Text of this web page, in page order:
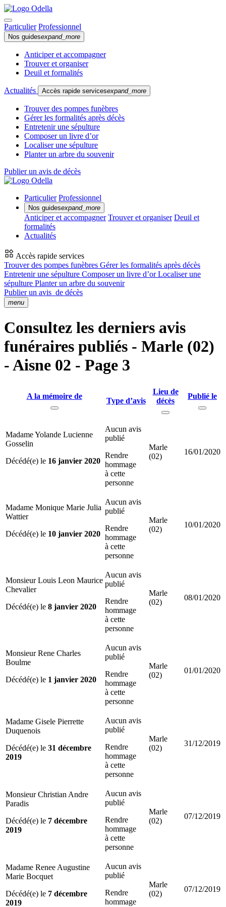
Particulier Professionnel
Nos guidesexpand_more
Anticiper et accompagner
Trouver et organiser
Deuil et formalités
Actualités Accès rapide servicesexpand_more
Trouver des pompes funèbres
Gérer les formalités après décès
Entretenir une sépulture
Composer un livre d’or
Localiser une sépulture
Planter un arbre du souvenir
Publier un avis de décès
Particulier Professionnel
Nos guidesexpand_more
Anticiper et accompagner Trouver et organiser Deuil et
formalités
Actualités
Accès rapide services
Trouver des pompes funèbres Gérer les formalités après décès
Entretenir une sépulture Composer un livre d’orLocaliser une
sépulture Planter un arbre du souvenir
Publier un avis de décès
menu
Consultez les derniers avis
funéraires publiés - Marle (02)
- Aisne 02 - Page 3
A la mémoire de
Type d’avis
Lieu de
décès
Publié le
Madame Yolande Lucienne
Gosselin
Décédé(e) le 16 janvier 2020
Aucun avis
publié
Rendre
hommage
à cette
personne
Marle
(02)
16/01/2020
Madame Monique Marie Julia
Wattier
Décédé(e) le 10 janvier 2020
Aucun avis
publié
Rendre
hommage
à cette
personne
Marle
(02)
10/01/2020
Monsieur Louis Leon Maurice
Chevalier
Décédé(e) le 8 janvier 2020
Aucun avis
publié
Rendre
hommage
à cette
personne
Marle
(02)
08/01/2020
Monsieur Rene Charles
Boulme
Décédé(e) le 1 janvier 2020
Aucun avis
publié
Rendre
hommage
à cette
personne
Marle
(02)
01/01/2020
Madame Gisele Pierrette
Duquenois
Décédé(e) le 31 décembre
2019
Aucun avis
publié
Rendre
hommage
à cette
personne
Marle
(02)
31/12/2019
Monsieur Christian Andre
Paradis
Décédé(e) le 7 décembre
2019
Aucun avis
publié
Rendre
hommage
à cette
personne
Marle
(02)
07/12/2019
Madame Renee Augustine
Marie Bocquet
Décédé(e) le 7 décembre
2019
Aucun avis
publié
Rendre
hommage
Marle
(02)
07/12/2019